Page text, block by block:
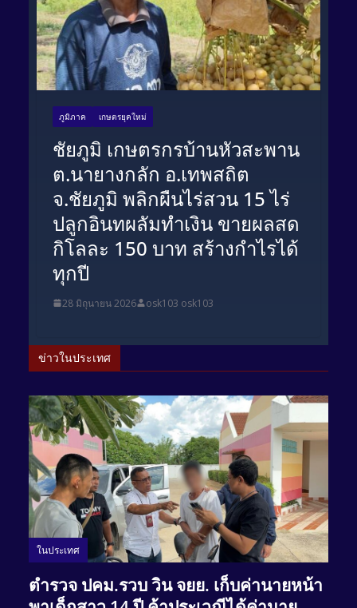
ภูมิภาค เกษตรยุคใหม่
ชัยภูมิ เกษตรกรบ้านหัวสะพาน
ต.นายางกลัก อ.เทพสถิต
จ.ชัยภูมิ พลิกผืนไร่สวน 15 ไร่
ปลูกอินทผลัมทำเงิน ขายผลสด
กิโลละ 150 บาท สร้างกำไรได้
ทุกปี
28 มิถุนายน 2026 osk103 osk103
ข่าวในประเทศ
ในประเทศ
ตำรวจ ปคม.รวบ วิน จยย. เก็บค่านายหน้า